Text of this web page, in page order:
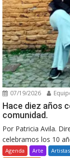
07/19/2026
Hace diez años
comunidad.
Por Patricia Avila.
celebramos los 10
Agenda Arte Artistas